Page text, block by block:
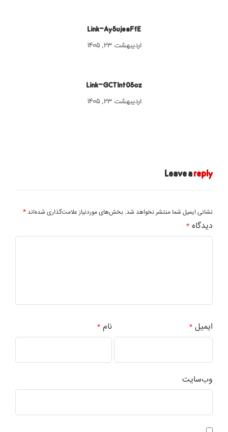
Link-Ay5ujeaFfE
اردیبهشت ۲۳, ۱۴۰۵
Link-GCTInt05oz
اردیبهشت ۲۳, ۱۴۰۵
Leave areply
نشانی ایمیل شما منتشر نخواهد شد. بخش‌های موردنیاز علامت‌گذاری شده‌اند *
دیدگاه *
نام * ایمیل*
وب‌سایت